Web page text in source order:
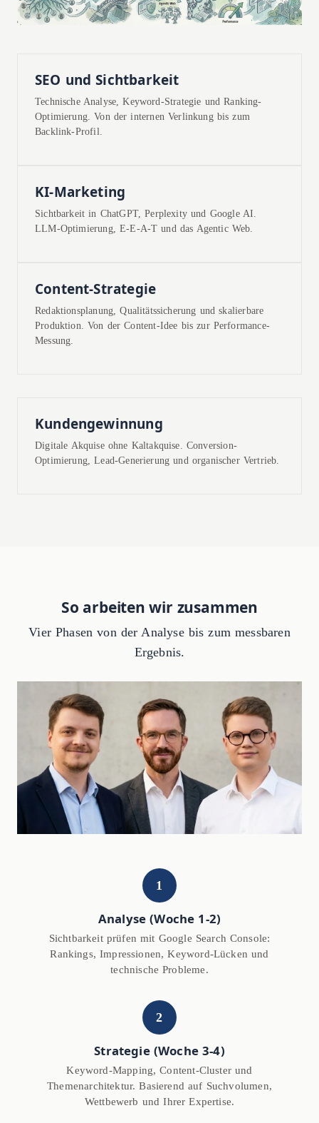
SEO und Sichtbarkeit
Technische Analyse, Keyword-Strategie und Ranking-
Optimierung. Von der internen Verlinkung bis zum
Backlink-Profil.
KI-Marketing
Sichtbarkeit in ChatGPT, Perplexity und Google AI.
LLM-Optimierung, E-E-A-T und das Agentic Web.
Content-Strategie
Redaktionsplanung, Qualitätssicherung und skalierbare
Produktion. Von der Content-Idee bis zur Performance-
Messung.
Kundengewinnung
Digitale Akquise ohne Kaltakquise. Conversion-
Optimierung, Lead-Generierung und organischer Vertrieb.
So arbeiten wir zusammen
Vier Phasen von der Analyse bis zum messbaren
Ergebnis.
1
Analyse (Woche 1-2)
Sichtbarkeit prüfen mit Google Search Console:
Rankings, Impressionen, Keyword-Lücken und
technische Probleme.
2
Strategie (Woche 3-4)
Keyword-Mapping, Content-Cluster und
Themenarchitektur. Basierend auf Suchvolumen,
Wettbewerb und Ihrer Expertise.